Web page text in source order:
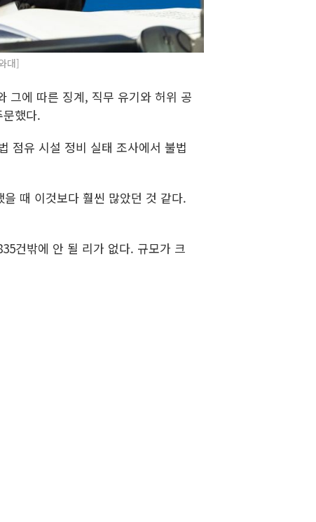
대]
그에 따른 징계, 직무 유기와 허위 공
했다.
점유 시설 정비 실태 조사에서 불법
때 이것보다 훨씬 많았던 것 같다.
건밖에 안 될 리가 없다. 규모가 크